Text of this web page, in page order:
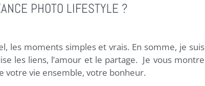
PHOTO LIFESTYLE ?
les moments simples et vrais. En somme, je suis
les liens, l’amour et le partage. Je vous montre
votre vie ensemble, votre bonheur.